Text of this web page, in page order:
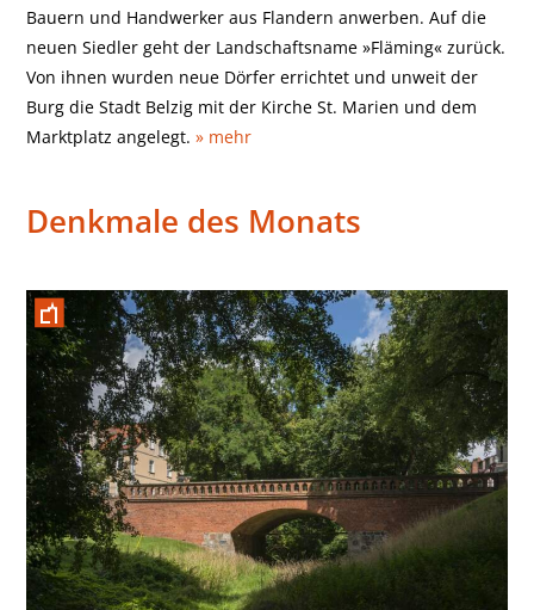
Bauern und Handwerker aus Flandern anwerben. Auf die
neuen Siedler geht der Landschaftsname »Fläming« zurück.
Von ihnen wurden neue Dörfer errichtet und unweit der
Burg die Stadt Belzig mit der Kirche St. Marien und dem
Marktplatz angelegt. » mehr
Denkmale des Monats
August 2025
Wiesenburger Brücke